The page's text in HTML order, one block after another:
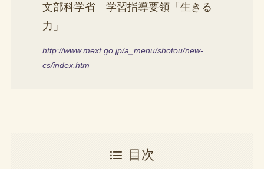
文部科学省 学習指導要領「生きる
力」
http://www.mext.go.jp/a_menu/shotou/new-
cs/index.htm
目次